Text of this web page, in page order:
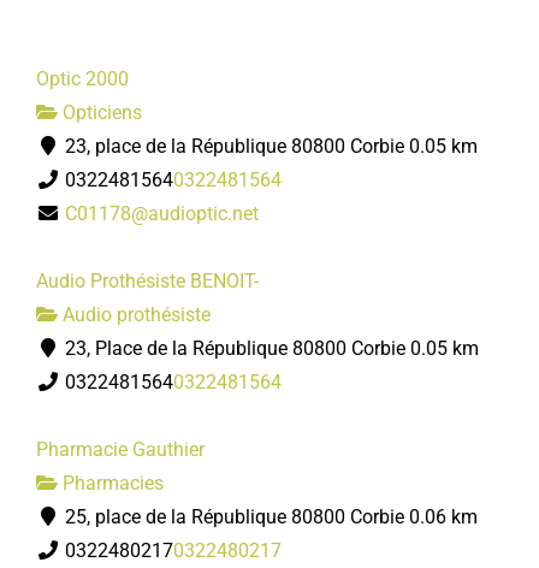
Optic 2000
Opticiens
23, place de la République 80800 Corbie 0.05 km
03224815640322481564
C01178@audioptic.net
Audio Prothésiste BENOIT-
Audio prothésiste
23, Place de la République 80800 Corbie 0.05 km
03224815640322481564
Pharmacie Gauthier
Pharmacies
25, place de la République 80800 Corbie 0.06 km
03224802170322480217